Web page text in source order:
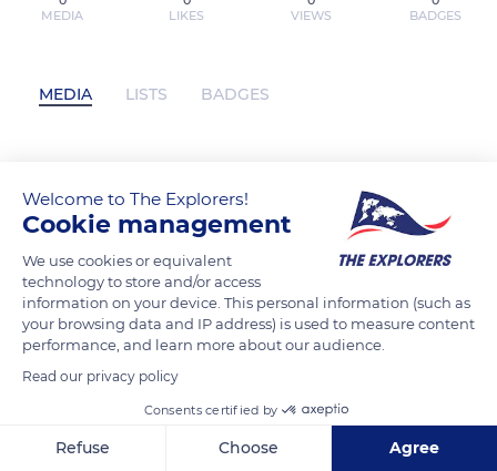
MEDIA
LIKES
VIEWS
BADGES
MEDIA LISTS BADGES
[PDF/Kindle] La Servante écarlate ; Les
Testaments. Coffret en 2 volumes, avec 1
affiche et 6 cartes postales par Margaret
Atwood has not posted any content yet
Welcome to The Explorers!
Cookie management
We use cookies or equivalent
technology to store and/or access
information on your device. This personal information (such as
your browsing data and IP address) is used to measure content
performance, and learn more about our audience.
Read our privacy policy
Consents certified by
Refuse Choose Agree